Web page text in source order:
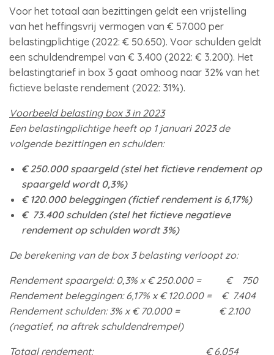
Voor het totaal aan bezittingen geldt een vrijstelling
van het heffingsvrij vermogen van € 57.000 per
belastingplichtige (2022: € 50.650). Voor schulden geldt
een schuldendrempel van € 3.400 (2022: € 3.200). Het
belastingtarief in box 3 gaat omhoog naar 32% van het
fictieve belaste rendement (2022: 31%).
Voorbeeld belasting box 3 in 2023
Een belastingplichtige heeft op 1 januari 2023 de
volgende bezittingen en schulden:
€ 250.000 spaargeld (stel het fictieve rendement op
spaargeld wordt 0,3%)
€ 120.000 beleggingen (fictief rendement is 6,17%)
€ 73.400 schulden (stel het fictieve negatieve
rendement op schulden wordt 3%)
De berekening van de box 3 belasting verloopt zo:
Rendement spaargeld: 0,3% x € 250.000 = € 750
Rendement beleggingen: 6,17% x € 120.000 = € 7.404
Rendement schulden: 3% x € 70.000 = € 2.100
(negatief, na aftrek schuldendrempel)
Totaal rendement: € 6.054